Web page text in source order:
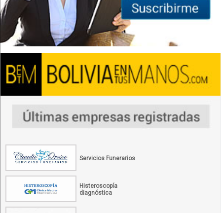
Servicios Funerarios
Histeroscopía
diagnóstica